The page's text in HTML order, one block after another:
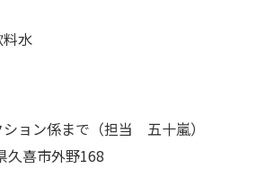
水
ョン係まで（担当 五十嵐）
喜市外野168